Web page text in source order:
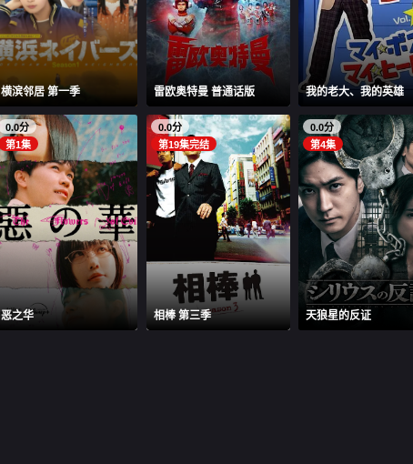
横滨邻居 第一季 雷欧奥特曼 普通话版 我的老大、我的英雄
0.0分
第1集
恶之华
0.0分
第19集完结
相棒 第三季
0.0分
第4集
天狼星的反证